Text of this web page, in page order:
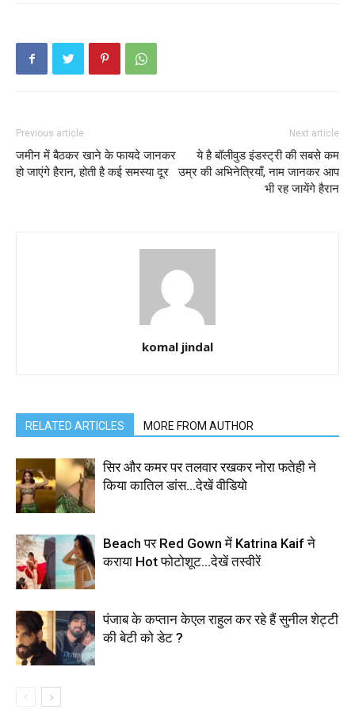
Previous article
जमीन में बैठकर खाने के फायदे जानकर
हो जाएंगे हैरान, होती है कई समस्या दूर
Next article
ये है बॉलीवुड इंडस्ट्री की सबसे कम
उम्र की अभिनेत्रियाँ, नाम जानकर आप
भी रह जायेंगे हैरान
komal jindal
RELATED ARTICLES MORE FROM AUTHOR
सिर और कमर पर तलवार रखकर नोरा फतेही ने
किया कातिल डांस…देखें वीडियो
Beach पर Red Gown में Katrina Kaif ने
कराया Hot फोटोशूट…देखें तस्वीरें
पंजाब के कप्तान केएल राहुल कर रहे हैं सुनील शेट्टी
की बेटी को डेट ?